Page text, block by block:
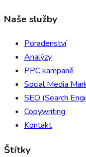
Naše služby
Poradenství
Analýzy
PPC kampaně
Social Media
SEO (Search
Copywriting
Kontakt
Štítky